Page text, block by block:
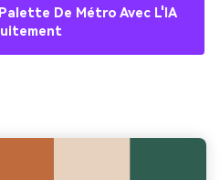
De Métro Avec L'IA